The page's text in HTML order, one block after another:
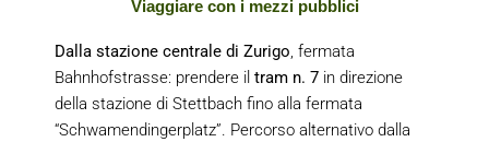
Viaggiare con i mezzi pubblici
Dalla stazione centrale di Zurigo, fermata
Bahnhofstrasse: prendere il tram n. 7 in direzione
della stazione di Stettbach fino alla fermata
“Schwamendingerplatz”. Percorso alternativo dalla